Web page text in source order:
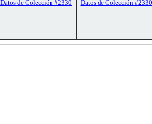
Datos de Colección #2330
Datos de Colección #2330